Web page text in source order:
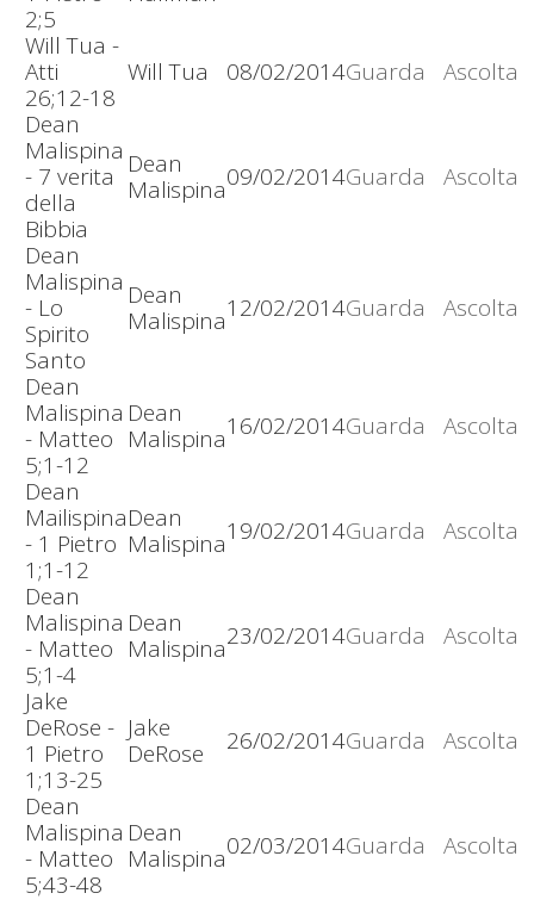
2;5
Will Tua -
Atti
26;12-18
Will Tua 08/02/2014Guarda
Ascolta
Dean
Malispina
- 7 verita
della
Bibbia
Dean
Malispina09/02/2014Guarda Ascolta
Dean
Malispina
- Lo
Spirito
Santo
Dean
Malispina12/02/2014Guarda Ascolta
Dean
Malispina
- Matteo
5;1-12
Dean
Malispina16/02/2014Guarda Ascolta
Dean
Mailispina
- 1 Pietro
1;1-12
Dean
Malispina19/02/2014Guarda Ascolta
Dean
Malispina
- Matteo
5;1-4
Dean
Malispina23/02/2014Guarda Ascolta
Jake
DeRose -
1 Pietro
1;13-25
Jake
DeRose
26/02/2014Guarda Ascolta
Dean
Malispina
- Matteo
5;43-48
Dean
Malispina02/03/2014Guarda Ascolta